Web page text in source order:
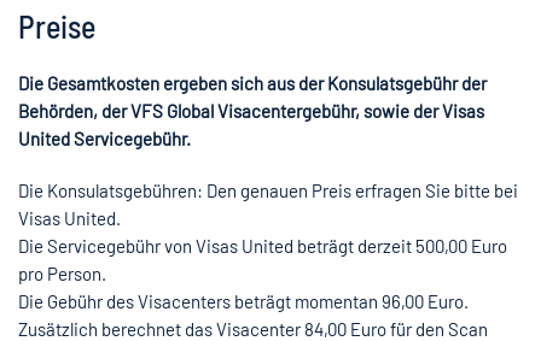
Preise
Die Gesamtkosten ergeben sich aus der Konsulatsgebühr der
Behörden, der VFS Global Visacentergebühr, sowie der Visas
United Servicegebühr.
Die Konsulatsgebühren: Den genauen Preis erfragen Sie bitte bei
Visas United.
Die Servicegebühr von Visas United beträgt derzeit 500,00 Euro
pro Person.
Die Gebühr des Visacenters beträgt momentan 96,00 Euro.
Zusätzlich berechnet das Visacenter 84,00 Euro für den Scan